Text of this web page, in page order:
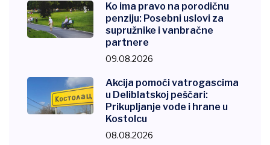
Ko ima pravo na porodičnu
penziju: Posebni uslovi za
supružnike i vanbračne
partnere
09.08.2026
Akcija pomoći vatrogascima
u Deliblatskoj peščari:
Prikupljanje vode i hrane u
Kostolcu
08.08.2026